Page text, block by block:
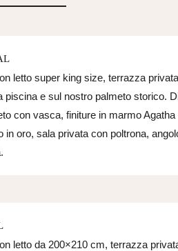
letto super king size, terrazza privata
piscina e sul nostro palmeto storico.
con vasca, finiture in marmo Agatha
in oro, sala privata con poltrona,
letto da 200×210 cm, terrazza